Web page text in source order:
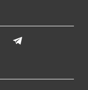
LinkedIn